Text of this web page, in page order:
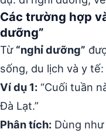
Các trường hợp
dưỡng”
Từ “nghỉ dưỡng”
sống, du lịch và y tế:
Ví dụ 1: “Cuối tuần
Đà Lạt.”
Phân tích: Dùng